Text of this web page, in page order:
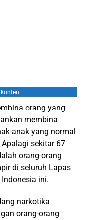
orang yang
membina
anak yang normal
sekitar 67
orang-orang
di seluruh Lapas
ini.
narkotika
orang-orang